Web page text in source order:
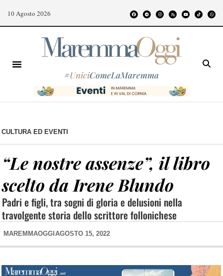
10 Agosto 2026
#UniciComeLaMaremma
CULTURA ED EVENTI
“Le nostre assenze”, il libro
scelto da Irene Blundo
Padri e figli, tra sogni di gloria e delusioni nella
travolgente storia dello scrittore follonichese
MAREMMAOGGI AGOSTO 15, 2022